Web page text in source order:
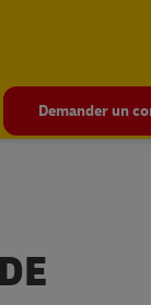
Demander un